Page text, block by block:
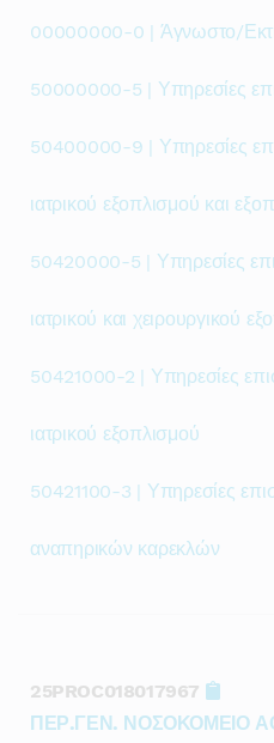
00000000-0 | Άγνωστο/
50000000-5 | Υπηρεσίες
50400000-9 | Υπηρεσίες
ιατρικού εξοπλισμού και
50420000-5 | Υπηρεσίες
ιατρικού και χειρουργικού
50421000-2 | Υπηρεσίες
ιατρικού εξοπλισμού
50421100-3 | Υπηρεσίες
αναπηρικών καρεκλών
25PROC018017967
ΠΕΡ.ΓΕΝ. ΝΟΣΟΚΟΜΕΙΟ